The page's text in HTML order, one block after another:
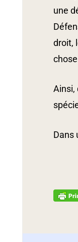
une
droit,
Ainsi,
Dans